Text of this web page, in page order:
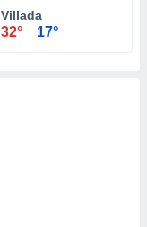
Villada
32° 17°